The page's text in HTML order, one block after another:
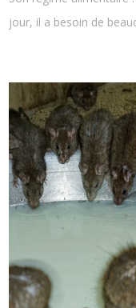
jour, il a besoin de